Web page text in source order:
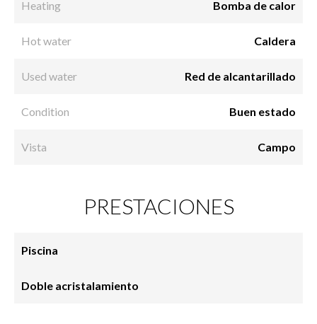
Heating Bomba de calor
Hot water Caldera
Used water Red de alcantarillado
Condition Buen estado
Vista Campo
PRESTACIONES
Piscina
Doble acristalamiento